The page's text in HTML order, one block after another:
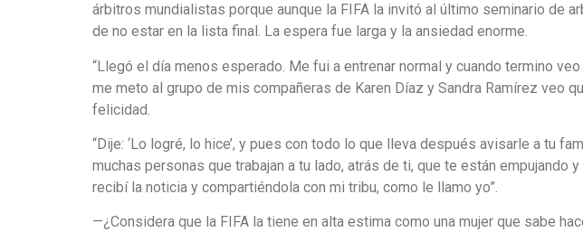
árbitros mundialistas porque aunque la FIFA la invitó al último seminario de
de no estar en la lista final. La espera fue larga y la ansiedad enorme.
“Llegó el día menos esperado. Me fui a entrenar normal y cuando termino
me meto al grupo de mis compañeras de Karen Díaz y Sandra Ramírez veo
felicidad.
“Dije: ‘Lo logré, lo hice’, y pues con todo lo que lleva después avisarle a tu
muchas personas que trabajan a tu lado, atrás de ti, que te están
recibí la noticia y compartiéndola con mi tribu, como le llamo yo”.
—¿Considera que la FIFA la tiene en alta estima como una mujer que sabe